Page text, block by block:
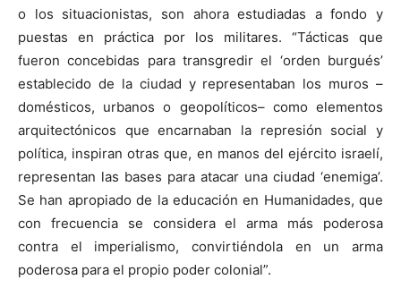
o los situacionistas, son ahora estudiadas a fondo y
puestas en práctica por los militares. “Tácticas que
fueron concebidas para transgredir el ‘orden burgués’
establecido de la ciudad y representaban los muros –
domésticos, urbanos o geopolíticos– como elementos
arquitectónicos que encarnaban la represión social y
política, inspiran otras que, en manos del ejército israelí,
representan las bases para atacar una ciudad ‘enemiga’.
Se han apropiado de la educación en Humanidades, que
con frecuencia se considera el arma más poderosa
contra el imperialismo, convirtiéndola en un arma
poderosa para el propio poder colonial”.